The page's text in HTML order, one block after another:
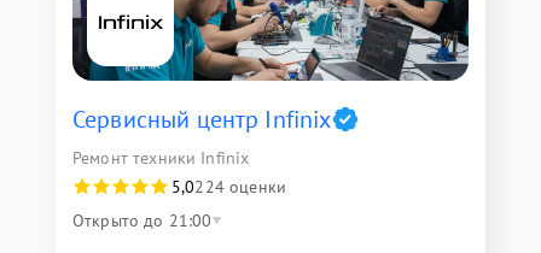
Сервисный центр Infinix
Ремонт техники Infinix
5,0224 оценки
Открыто до 21:00